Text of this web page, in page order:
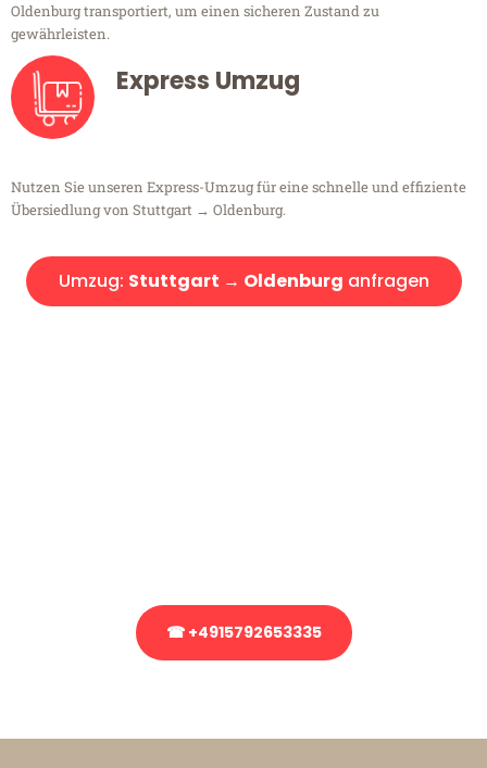
Oldenburg transportiert, um einen sicheren Zustand zu
gewährleisten.
Express Umzug
Nutzen Sie unseren Express-Umzug für eine schnelle und effiziente
Übersiedlung von Stuttgart → Oldenburg.
Umzug: Stuttgart → Oldenburg anfragen
☎ +4915792653335